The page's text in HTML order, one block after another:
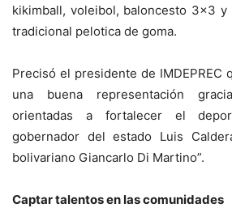
kikimball, voleibol, baloncesto 3×3
tradicional pelotica de goma.
Precisó el presidente de IMDEPREC
una buena representación
orientadas a fortalecer el
gobernador del estado Luis
bolivariano Giancarlo Di Martino”.
Captar talentos en las comunidades